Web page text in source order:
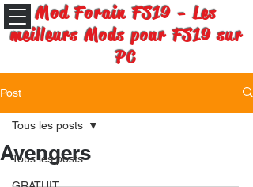
Mod Forain FS19 - Les
meilleurs Mods pour FS19 sur
PC
Post
Tous les posts
Tous les posts
Avengers